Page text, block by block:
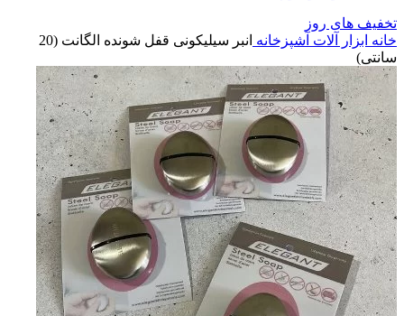
تخفیف های روز
خانه ابزار آلات آشپزخانه
انبر سیلیکونی قفل شونده الگانت (20
سانتی)